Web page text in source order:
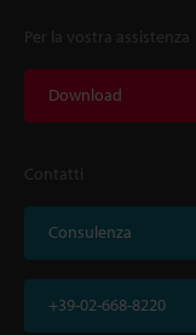
Per la vostra assistenza
Download
Contatti
Consulenza
+39-02-668-8220